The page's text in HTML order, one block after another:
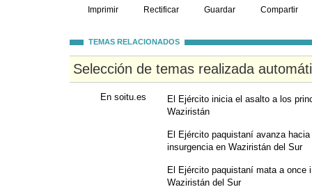
Imprimir Rectificar Guardar Compartir
TEMAS RELACIONADOS
Selección de temas realizada
En soitu.es
El Ejército inicia el asalto a los
Waziristán
El Ejército paquistaní avanza
insurgencia en Waziristán del Sur
El Ejército paquistaní mata a once
Waziristán del Sur